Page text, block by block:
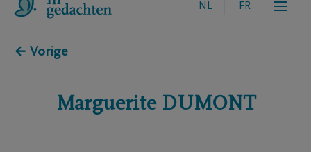
NL FR
← Vorige
Marguerite DUMONT